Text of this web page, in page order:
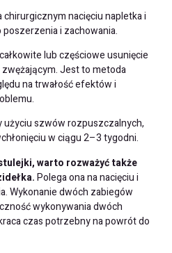
nacięciu napletka i
i zachowania.
lub częściowe usunięcie
Jest to metoda
na trwałość efektów i
szwów rozpuszczalnych,
w ciągu 2–3 tygodni.
warto rozważyć także
Polega ona na nacięciu i
Wykonanie dwóch zabiegów
wykonywania dwóch
czas potrzebny na powrót do